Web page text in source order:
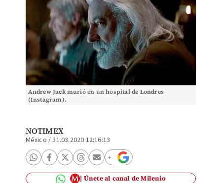
Andrew Jack murió en un hospital de Londres
(Instagram).
NOTIMEX
México /31.03.2020 12:16:13
Únete al canal de Milenio